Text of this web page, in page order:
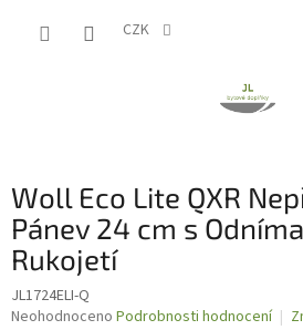
CZK
Woll Eco Lite QXR
Pánev 24 cm s
Rukojetí
JL1724ELI-Q
Průměrné
Neohodnoceno Podrobnosti hodnocení